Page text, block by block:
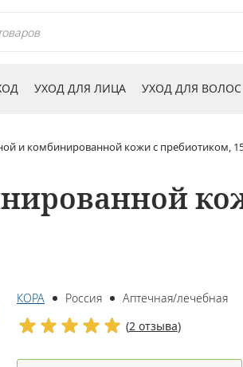
УХОД ДЛЯ ЛИЦА УХОД ДЛЯ ВОЛОС
и комбинированной кожи с пребиотиком,
КОРА Россия Аптечная/лечебная
(2 отзыва)